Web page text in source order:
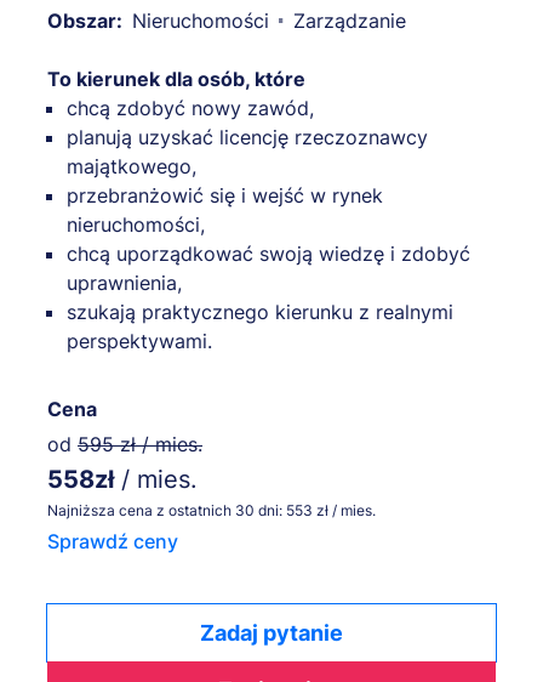
Obszar: Nieruchomości Zarządzanie
To kierunek dla osób, które
chcą zdobyć nowy zawód,
planują uzyskać licencję rzeczoznawcy
majątkowego,
przebranżowić się i wejść w rynek
nieruchomości,
chcą uporządkować swoją wiedzę i zdobyć
uprawnienia,
szukają praktycznego kierunku z realnymi
perspektywami.
Cena
od 595 zł / mies.
558zł / mies.
Najniższa cena z ostatnich 30 dni: 553 zł / mies.
Sprawdź ceny
Zadaj pytanie